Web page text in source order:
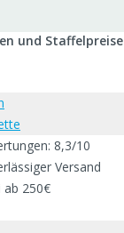
und Staffelpreise
8,3/10
Versand
ab 250€